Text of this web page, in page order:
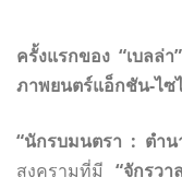
ครั้งแรกของ “เบลล่
ภาพยนตร์แอ็กชัน-ไซ
“นักรบมนตรา : ตำน
สงครามที่มี“จักรวา